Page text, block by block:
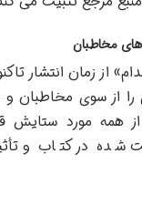
مخاطبان
از زمان انتشار
از سوی مخاطبان و
همه مورد ستایش
شده در کتاب و